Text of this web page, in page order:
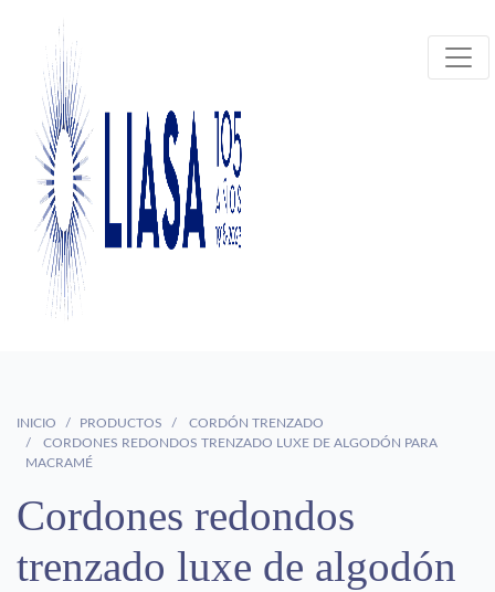
INICIO PRODUCTOS
CORDÓN TRENZADO
CORDONES REDONDOS TRENZADO LUXE DE ALGODÓN PARA
MACRAMÉ
Cordones redondos
trenzado luxe de algodón